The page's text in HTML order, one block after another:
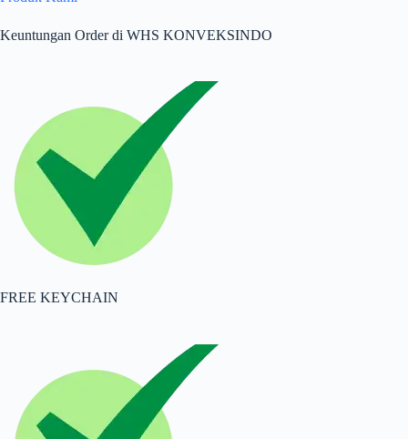
Keuntungan Order di WHS KONVEKSINDO
FREE KEYCHAIN